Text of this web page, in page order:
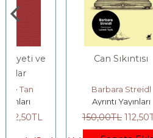
Can Sıkıntısı
Barbara Streidl
Ayrıntı Yayınları
150 112,50TL